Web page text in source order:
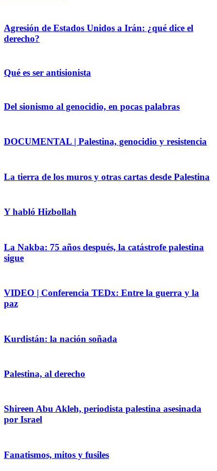
Agresión de Estados Unidos a Irán: ¿qué dice el
derecho?
Qué es ser antisionista
Del sionismo al genocidio, en pocas palabras
DOCUMENTAL | Palestina, genocidio y resistencia
La tierra de los muros y otras cartas desde Palestina
Y habló Hizbollah
La Nakba: 75 años después, la catástrofe palestina
sigue
VIDEO | Conferencia TEDx: Entre la guerra y la
paz
Kurdistán: la nación soñada
Palestina, al derecho
Shireen Abu Akleh, periodista palestina asesinada
por Israel
Fanatismos, mitos y fusiles